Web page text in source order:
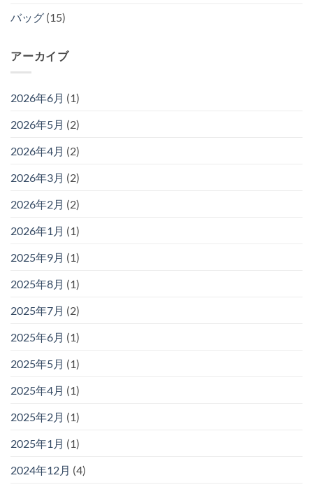
バッグ (15)
アーカイブ
2026年6月 (1)
2026年5月 (2)
2026年4月 (2)
2026年3月 (2)
2026年2月 (2)
2026年1月 (1)
2025年9月 (1)
2025年8月 (1)
2025年7月 (2)
2025年6月 (1)
2025年5月 (1)
2025年4月 (1)
2025年2月 (1)
2025年1月 (1)
2024年12月 (4)